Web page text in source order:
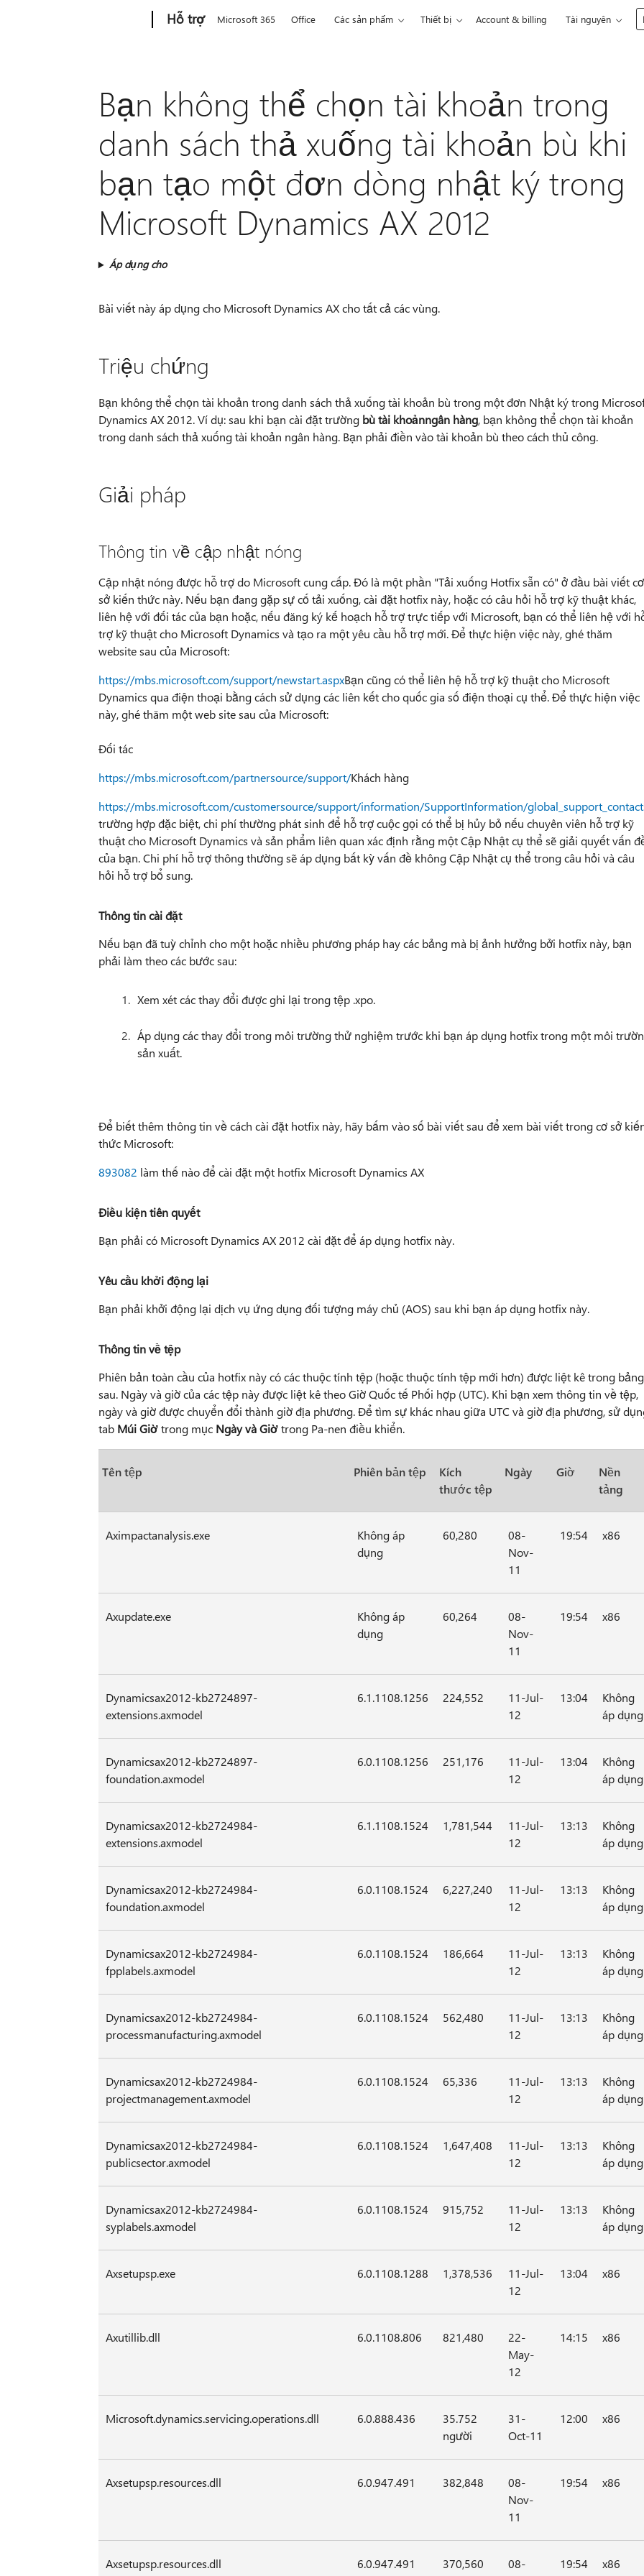
Hỗ trợ Microsoft 365 Office Các sản phẩm Thiết bị Account & billing Tài nguyên
Bạn không thể chọn tài khoản trong
danh sách thả xuống tài khoản bù khi
bạn tạo một đơn dòng nhật ký trong
Microsoft Dynamics AX 2012
Áp dụng cho
Bài viết này áp dụng cho Microsoft Dynamics AX cho tất cả các vùng.
Triệu chứng
Bạn không thể chọn tài khoản trong danh sách thả xuống tài khoản bù trong một đơn Nhật ký trong
Dynamics AX 2012. Ví dụ: sau khi bạn cài đặt trường bù tài khoảnngân hàng, bạn không thể chọn tài khoản
trong danh sách thả xuống tài khoản ngân hàng. Bạn phải điền vào tài khoản bù theo cách thủ công.
Giải pháp
Thông tin về cập nhật nóng
Cập nhật nóng được hỗ trợ do Microsoft cung cấp. Đó là một phần "Tải xuống Hotfix sẵn có" ở đầu bài viết cơ
sở kiến thức này. Nếu bạn đang gặp sự cố tải xuống, cài đặt hotfix này, hoặc có câu hỏi hỗ trợ kỹ thuật khác,
liên hệ với đối tác của bạn hoặc, nếu đăng ký kế hoạch hỗ trợ trực tiếp với Microsoft, bạn có thể liên hệ với
trợ kỹ thuật cho Microsoft Dynamics và tạo ra một yêu cầu hỗ trợ mới. Để thực hiện việc này, ghé thăm
website sau của Microsoft:
https://mbs.microsoft.com/support/newstart.aspxBạn cũng có thể liên hệ hỗ trợ kỹ thuật cho Microsoft
Dynamics qua điện thoại bằng cách sử dụng các liên kết cho quốc gia số điện thoại cụ thể. Để thực hiện việc
này, ghé thăm một web site sau của Microsoft:
Đối tác
https://mbs.microsoft.com/partnersource/support/Khách hàng
https://mbs.microsoft.com/customersource/support/information/SupportInformation/
trường hợp đặc biệt, chi phí thường phát sinh để hỗ trợ cuộc gọi có thể bị hủy bỏ nếu chuyên viên hỗ trợ kỹ
thuật cho Microsoft Dynamics và sản phẩm liên quan xác định rằng một Cập Nhật cụ thể sẽ giải quyết vấn
của bạn. Chi phí hỗ trợ thông thường sẽ áp dụng bất kỳ vấn đề không Cập Nhật cụ thể trong câu hỏi và câu
hỏi hỗ trợ bổ sung.
Thông tin cài đặt
Nếu bạn đã tuỳ chỉnh cho một hoặc nhiều phương pháp hay các bảng mà bị ảnh hưởng bởi hotfix này, bạn
phải làm theo các bước sau:
Xem xét các thay đổi được ghi lại trong tệp .xpo.
Áp dụng các thay đổi trong môi trường thử nghiệm trước khi bạn áp dụng hotfix trong một môi
sản xuất.
Để biết thêm thông tin về cách cài đặt hotfix này, hãy bấm vào số bài viết sau để xem bài viết trong cơ sở
thức Microsoft:
893082 làm thế nào để cài đặt một hotfix Microsoft Dynamics AX
Điều kiện tiên quyết
Bạn phải có Microsoft Dynamics AX 2012 cài đặt để áp dụng hotfix này.
Yêu cầu khởi động lại
Bạn phải khởi động lại dịch vụ ứng dụng đối tượng máy chủ (AOS) sau khi bạn áp dụng hotfix này.
Thông tin về tệp
Phiên bản toàn cầu của hotfix này có các thuộc tính tệp (hoặc thuộc tính tệp mới hơn) được liệt kê trong bảng
sau. Ngày và giờ của các tệp này được liệt kê theo Giờ Quốc tế Phối hợp (UTC). Khi bạn xem thông tin về tệp,
ngày và giờ được chuyển đổi thành giờ địa phương. Để tìm sự khác nhau giữa UTC và giờ địa phương, sử
tab Múi Giờtrong mục Ngày và Giờtrong Pa-nen điều khiển.
Tên tệp Phiên bản tệp
Kích
thước tệp
Ngày Giờ
Nền
tảng
Aximpactanalysis.exe
Không áp
dụng
60,280
08-
Nov-
11
19:54 x86
Axupdate.exe
Không áp
dụng
60,264
08-
Nov-
11
19:54 x86
Dynamicsax2012-kb2724897-
extensions.axmodel
6.1.1108.1256 224,552
11-Jul-
12
13:04
Không
áp dụng
Dynamicsax2012-kb2724897-
foundation.axmodel
6.0.1108.1256 251,176
11-Jul-
12
13:04
Không
áp dụng
Dynamicsax2012-kb2724984-
extensions.axmodel
6.1.1108.1524 1,781,544
11-Jul-
12
13:13
Không
áp dụng
Dynamicsax2012-kb2724984-
foundation.axmodel
6.0.1108.1524 6,227,240
11-Jul-
12
13:13
Không
áp dụng
Dynamicsax2012-kb2724984-
fpplabels.axmodel
6.0.1108.1524 186,664
11-Jul-
12
13:13
Không
áp dụng
Dynamicsax2012-kb2724984-
processmanufacturing.axmodel
6.0.1108.1524 562,480
11-Jul-
12
13:13
Không
áp dụng
Dynamicsax2012-kb2724984-
projectmanagement.axmodel
6.0.1108.1524 65,336
11-Jul-
12
13:13
Không
áp dụng
Dynamicsax2012-kb2724984-
publicsector.axmodel
6.0.1108.1524 1,647,408
11-Jul-
12
13:13
Không
áp dụng
Dynamicsax2012-kb2724984-
syplabels.axmodel
6.0.1108.1524 915,752
11-Jul-
12
13:13
Không
áp dụng
Axsetupsp.exe 6.0.1108.1288 1,378,536
11-Jul-
12
13:04 x86
Axutillib.dll 6.0.1108.806 821,480
22-
May-
12
14:15 x86
Microsoft.dynamics.servicing.operations.dll 6.0.888.436
35.752
người
31-
Oct-11
12:00 x86
Axsetupsp.resources.dll 6.0.947.491 382,848
08-
Nov-
11
19:54 x86
Axsetupsp.resources.dll 6.0.947.491 370,560
08-
19:54 x86